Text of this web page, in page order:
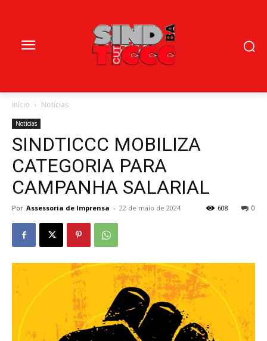
Início Notícias
Notícias
SINDTICCC MOBILIZA
CATEGORIA PARA
CAMPANHA SALARIAL
Por Assessoria de Imprensa - 22 de maio de 2024 0
608